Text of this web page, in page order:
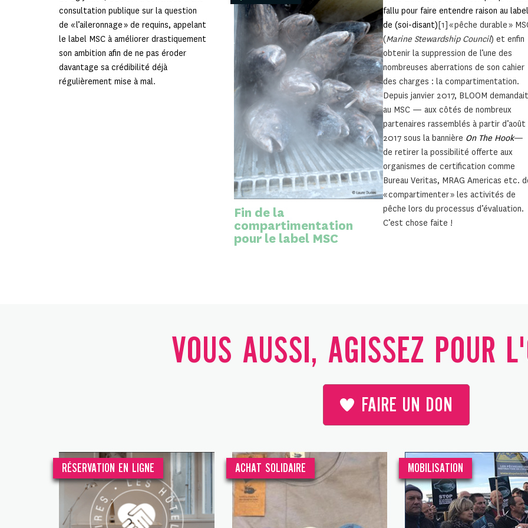
consultation publique sur la question
de « l’aileronnage » de requins, appelant
le label MSC à améliorer drastiquement
son ambition afin de ne pas éroder
davantage sa crédibilité déjà
régulièrement mise à mal.
Fin de la
compartimentation
pour le label MSC
fallu pour faire entendre raison au label
de (soi-disant) [1] « pêche durable »
(Marine Stewardship Council) et enfin
obtenir la suppression de l’une des
nombreuses aberrations de son cahier
des charges : la compartimentation.
Depuis janvier 2017, BLOOM demandait
au MSC — aux côtés de nombreux
partenaires rassemblés à partir d’août
2017 sous la bannière On The Hook—
de retirer la possibilité offerte aux
organismes de certification comme
Bureau Veritas, MRAG Americas etc.
« compartimenter » les activités de
pêche lors du processus d’évaluation.
C’est chose faite !
VOUS AUSSI, AGISSEZ POUR
FAIRE UN DON
RÉSERVATION EN LIGNE ACHAT SOLIDAIRE MOBILISATION